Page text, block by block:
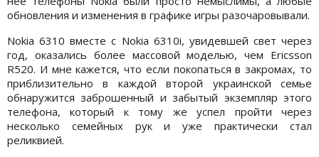
обновления и изменения в графике игры разочаровывали.
Nokia 6310 вместе с Nokia 6310i, увидевшей свет через
год, оказались более массовой моделью, чем Ericsson
R520. И мне кажется, что если покопаться в закромах, то
приблизительно в каждой второй украинской семье
обнаружится заброшенный и забытый экземпляр этого
телефона, который к тому же успел пройти через
несколько семейных рук и уже практически стал
реликвией.